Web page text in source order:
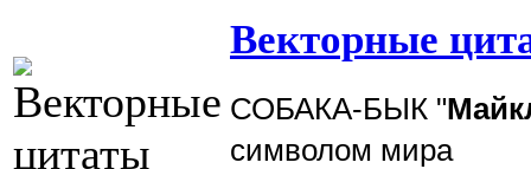
Векторные
СОБАКА-БЫК "
символом мира